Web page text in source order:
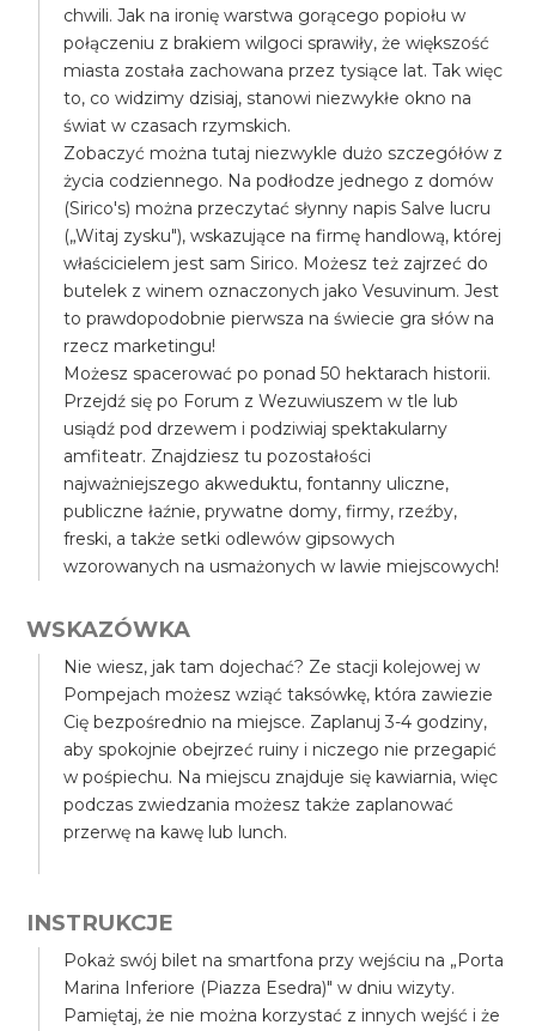
chwili. Jak na ironię warstwa gorącego popiołu w
połączeniu z brakiem wilgoci sprawiły, że większość
miasta została zachowana przez tysiące lat. Tak więc
to, co widzimy dzisiaj, stanowi niezwykłe okno na
świat w czasach rzymskich.
Zobaczyć można tutaj niezwykle dużo szczegółów z
życia codziennego. Na podłodze jednego z domów
(Sirico's) można przeczytać słynny napis Salve lucru
(„Witaj zysku"), wskazujące na firmę handlową, której
właścicielem jest sam Sirico. Możesz też zajrzeć do
butelek z winem oznaczonych jako Vesuvinum. Jest
to prawdopodobnie pierwsza na świecie gra słów na
rzecz marketingu!
Możesz spacerować po ponad 50 hektarach historii.
Przejdź się po Forum z Wezuwiuszem w tle lub
usiądź pod drzewem i podziwiaj spektakularny
amfiteatr. Znajdziesz tu pozostałości
najważniejszego akweduktu, fontanny uliczne,
publiczne łaźnie, prywatne domy, firmy, rzeźby,
freski, a także setki odlewów gipsowych
wzorowanych na usmażonych w lawie miejscowych!
WSKAZÓWKA
Nie wiesz, jak tam dojechać? Ze stacji kolejowej w
Pompejach możesz wziąć taksówkę, która zawiezie
Cię bezpośrednio na miejsce. Zaplanuj 3-4 godziny,
aby spokojnie obejrzeć ruiny i niczego nie przegapić
w pośpiechu. Na miejscu znajduje się kawiarnia, więc
podczas zwiedzania możesz także zaplanować
przerwę na kawę lub lunch.
INSTRUKCJE
Pokaż swój bilet na smartfona przy wejściu na „Porta
Marina Inferiore (Piazza Esedra)" w dniu wizyty.
Pamiętaj, że nie można korzystać z innych wejść i że